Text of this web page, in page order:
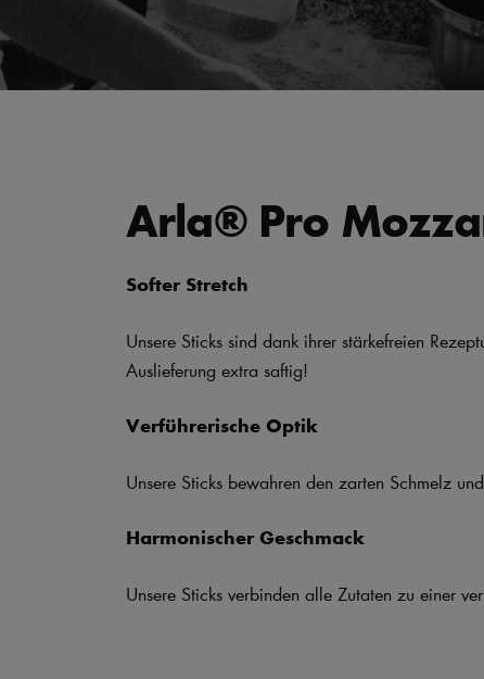
Arla® Pro
Softer Stretch
Unsere Sticks sind dank ihrer stärkefreien
Auslieferung extra saftig!
Verführerische Optik
Unsere Sticks bewahren den zarten Schmelz
Harmonischer Geschmack
Unsere Sticks verbinden alle Zutaten zu einer